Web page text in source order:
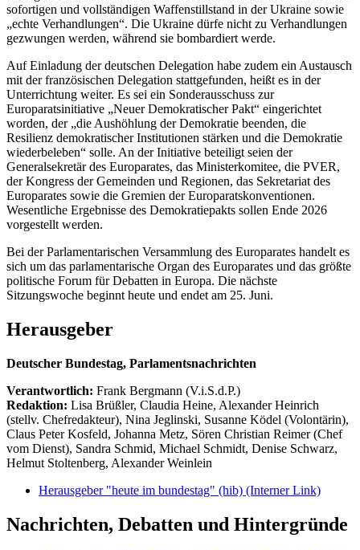
sofortigen und vollständigen Waffenstillstand in der Ukraine sowie
„echte Verhandlungen“. Die Ukraine dürfe nicht zu Verhandlungen
gezwungen werden, während sie bombardiert werde.
Auf Einladung der deutschen Delegation habe zudem ein Austausch
mit der französischen Delegation stattgefunden, heißt es in der
Unterrichtung weiter. Es sei ein Sonderausschuss zur
Europaratsinitiative „Neuer Demokratischer Pakt“ eingerichtet
worden, der „die Aushöhlung der Demokratie beenden, die
Resilienz demokratischer Institutionen stärken und die Demokratie
wiederbeleben“ solle. An der Initiative beteiligt seien der
Generalsekretär des Europarates, das Ministerkomitee, die PVER,
der Kongress der Gemeinden und Regionen, das Sekretariat des
Europarates sowie die Gremien der Europaratskonventionen.
Wesentliche Ergebnisse des Demokratiepakts sollen Ende 2026
vorgestellt werden.
Bei der Parlamentarischen Versammlung des Europarates handelt es
sich um das parlamentarische Organ des Europarates und das größte
politische Forum für Debatten in Europa. Die nächste
Sitzungswoche beginnt heute und endet am 25. Juni.
Herausgeber
Deutscher Bundestag, Parlamentsnachrichten
Verantwortlich: Frank Bergmann (V.i.S.d.P.)
Redaktion: Lisa Brüßler, Claudia Heine, Alexander Heinrich
(stellv. Chefredakteur), Nina Jeglinski, Susanne Ködel (Volontärin),
Claus Peter Kosfeld, Johanna Metz, Sören Christian Reimer (Chef
vom Dienst), Sandra Schmid, Michael Schmidt, Denise Schwarz,
Helmut Stoltenberg, Alexander Weinlein
Herausgeber "heute im bundestag" (hib) (Interner Link)
Nachrichten, Debatten und Hintergründe